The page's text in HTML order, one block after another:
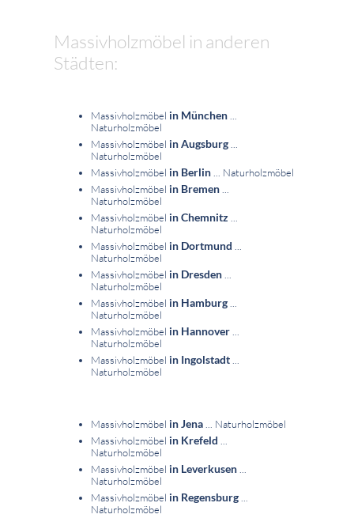
Massivholzmöbel in anderen
Städten:
Massivholzmöbel in München...
Naturholzmöbel
Massivholzmöbel in Augsburg...
Naturholzmöbel
Massivholzmöbel in Berlin... Naturholzmöbel
Massivholzmöbel in Bremen...
Naturholzmöbel
Massivholzmöbel in Chemnitz...
Naturholzmöbel
Massivholzmöbel in Dortmund ...
Naturholzmöbel
Massivholzmöbel in Dresden...
Naturholzmöbel
Massivholzmöbel in Hamburg...
Naturholzmöbel
Massivholzmöbel in Hannover...
Naturholzmöbel
Massivholzmöbel in Ingolstadt...
Naturholzmöbel
Massivholzmöbel in Jena... Naturholzmöbel
Massivholzmöbel in Krefeld ...
Naturholzmöbel
Massivholzmöbel in Leverkusen...
Naturholzmöbel
Massivholzmöbel in Regensburg...
Naturholzmöbel